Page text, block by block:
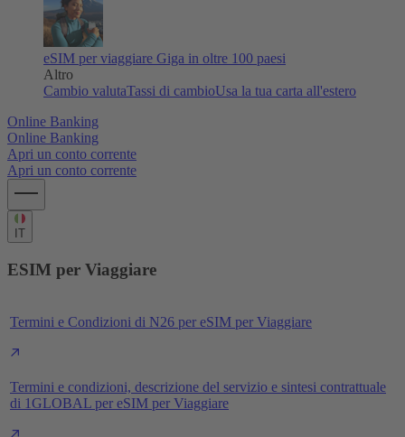
eSIM per viaggiare Giga in oltre 100 paesi
Altro
Cambio valutaTassi di cambioUsa la tua carta all'estero
Online Banking
Online Banking
Apri un conto corrente
Apri un conto corrente
IT
ESIM per Viaggiare
Termini e Condizioni di N26 per eSIM per Viaggiare
Termini e condizioni, descrizione del servizio e sintesi contrattuale
di 1GLOBAL per eSIM per Viaggiare